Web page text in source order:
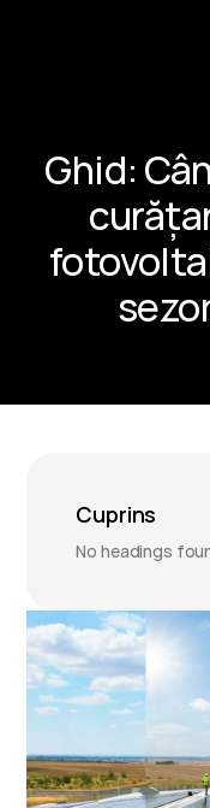
Ghid:
Cuprins
No headings